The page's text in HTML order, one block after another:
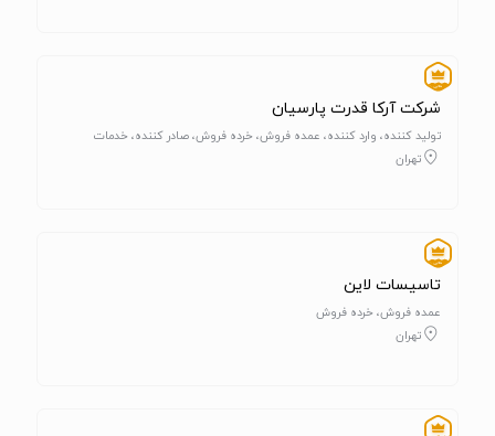
شرکت آرکا قدرت پارسیان
تولید کننده، وارد کننده، عمده فروش، خرده فروش، صادر کننده، خدمات
تهران
تاسیسات لاین
عمده فروش، خرده فروش
تهران